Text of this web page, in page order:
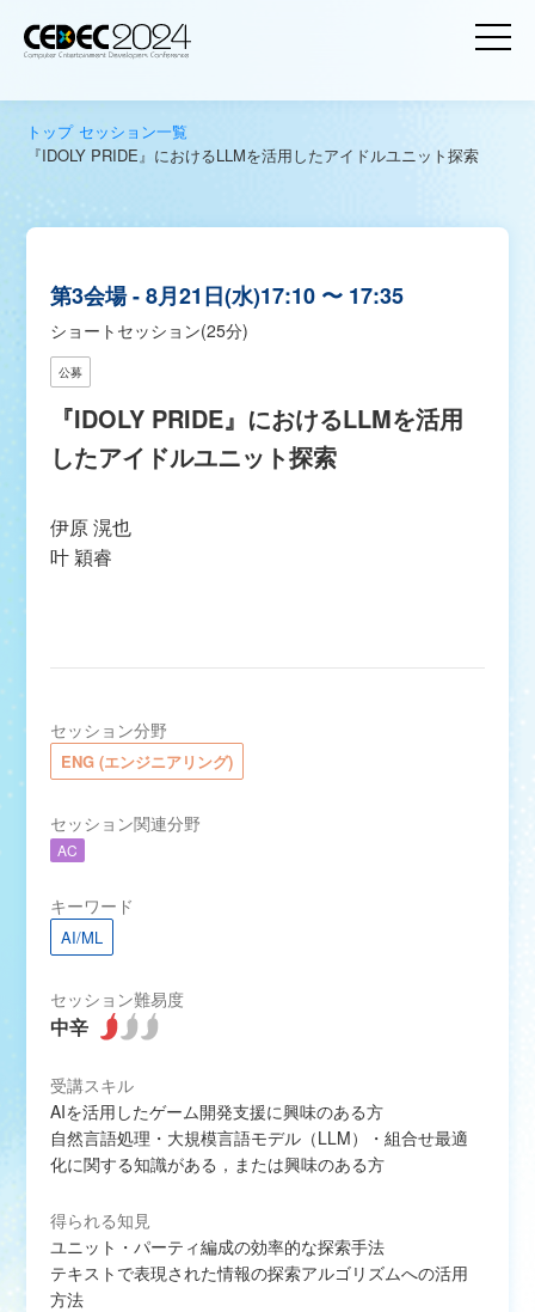
トップ セッション一覧
『IDOLY PRIDE』におけるLLMを活用したアイドルユニット探索
第3会場 8月21日(水)17:10 〜 17:35
ショートセッション(25分)
公募
『IDOLY PRIDE』におけるLLMを活用
したアイドルユニット探索
伊原 滉也
叶 穎睿
セッション分野
ENG (エンジニアリング)
セッション関連分野
AC
キーワード
AI/ML
セッション難易度
受講スキル
AIを活用したゲーム開発支援に興味のある方
自然言語処理・大規模言語モデル（LLM）・組合せ最適
化に関する知識がある，または興味のある方
得られる知見
ユニット・パーティ編成の効率的な探索手法
テキストで表現された情報の探索アルゴリズムへの活用
方法